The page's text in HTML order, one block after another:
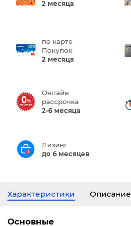
2 месяца
по карте
Покупок
2 месяца
Онлайн
рассрочка
2-6 месяца
Лизинг
до 6 месяцев
Характеристики Описание
Основные